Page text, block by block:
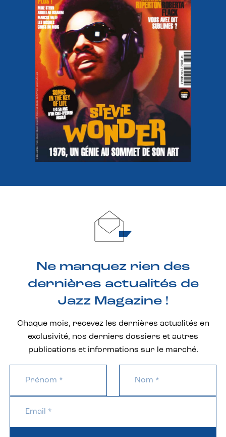
Ne manquez rien des
dernières actualités de
Jazz Magazine !
Chaque mois, recevez les dernières actualités en
exclusivité, nos derniers dossiers et autres
publications et informations sur le marché.